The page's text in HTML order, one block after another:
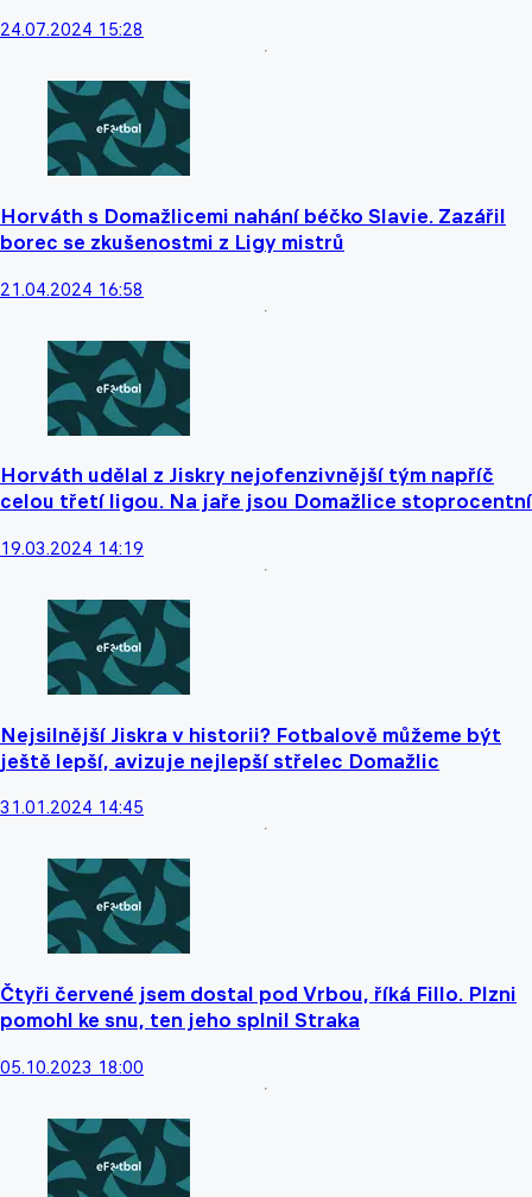
24.07.2024 15:28
Horváth s Domažlicemi nahání béčko Slavie. Zazářil
borec se zkušenostmi z Ligy mistrů
21.04.2024 16:58
Horváth udělal z Jiskry nejofenzivnější tým napříč
celou třetí ligou. Na jaře jsou Domažlice stoprocentní
19.03.2024 14:19
Nejsilnější Jiskra v historii? Fotbalově můžeme být
ještě lepší, avizuje nejlepší střelec Domažlic
31.01.2024 14:45
Čtyři červené jsem dostal pod Vrbou, říká Fillo. Plzni
pomohl ke snu, ten jeho splnil Straka
05.10.2023 18:00